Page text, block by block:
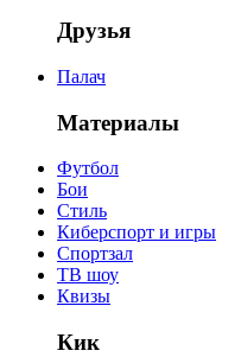
Друзья
Палач
Материалы
Футбол
Бои
Стиль
Киберспорт и игры
Спортзал
ТВ шоу
Квизы
Кик